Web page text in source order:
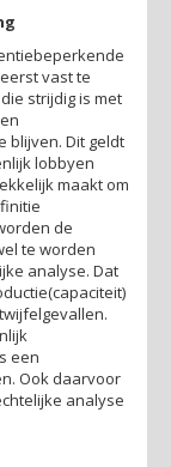
vast te
strijdig is met
blijven. Dit geldt
lobbyen
maakt om
de
te worden
analyse. Dat
een
Ook daarvoor
analyse